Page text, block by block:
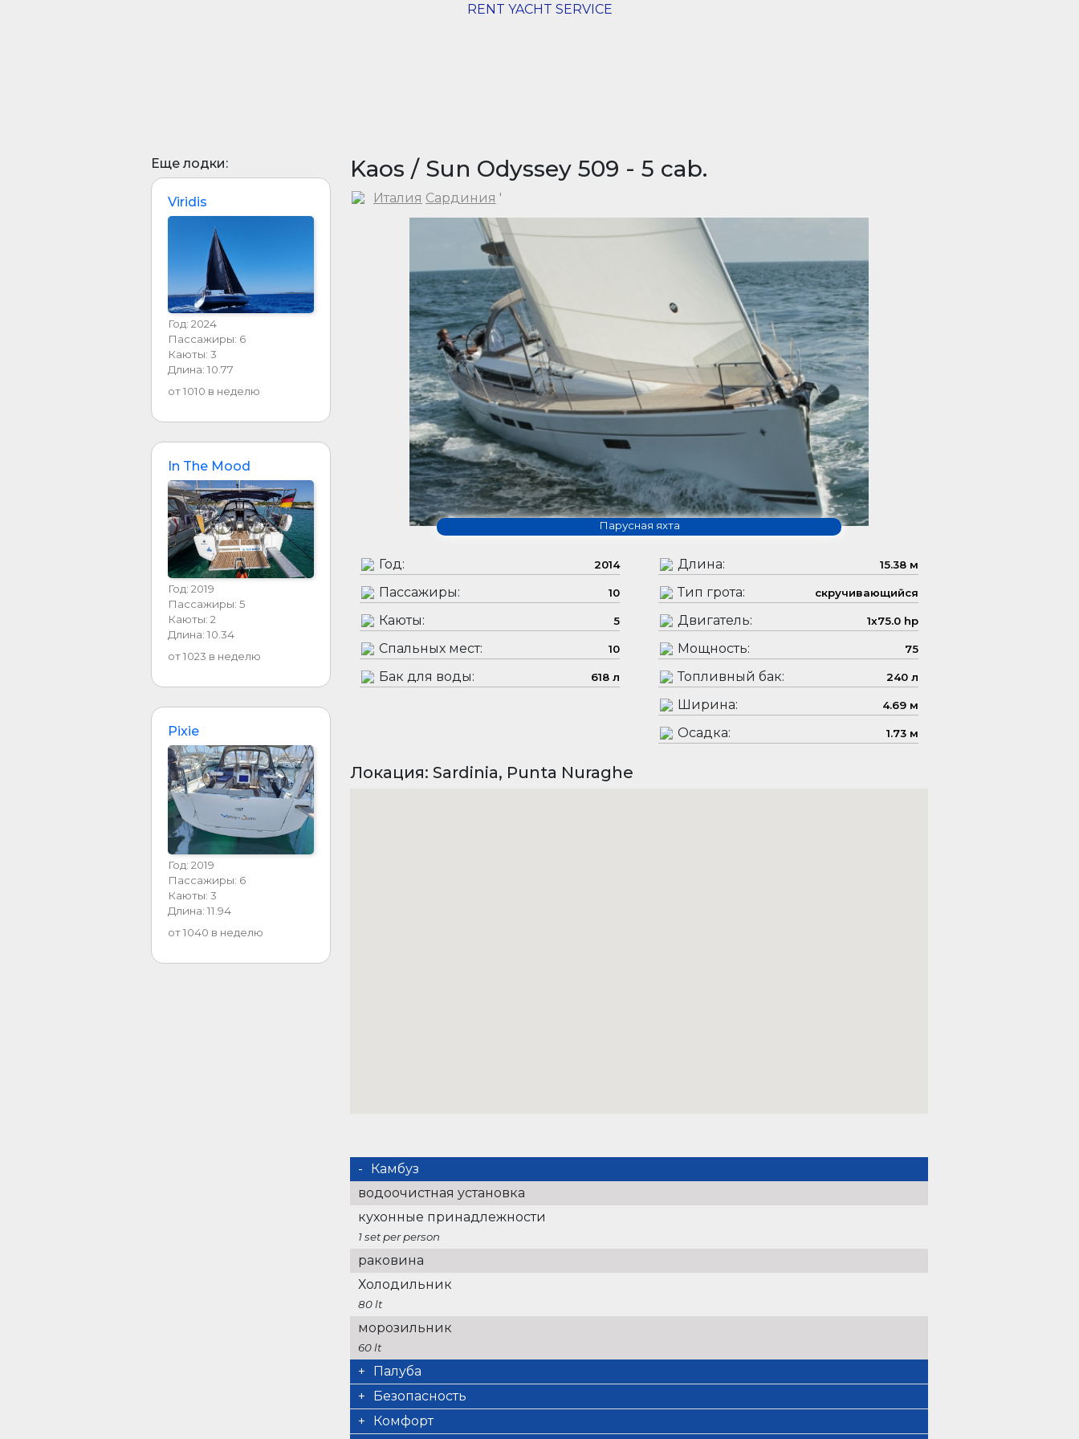
RENT YACHT SERVICE
Еще лодки:
Viridis
Год: 2024
Пассажиры: 6
Каюты: 3
Длина: 10.77
от 1010 в неделю
In The Mood
Год: 2019
Пассажиры: 5
Каюты: 2
Длина: 10.34
от 1023 в неделю
Pixie
Год: 2019
Пассажиры: 6
Каюты: 3
Длина: 11.94
от 1040 в неделю
Kaos / Sun Odyssey 509 - 5 cab.
Италия Сардиния '
Парусная яхта
Год: 2014
Пассажиры: 10
Каюты: 5
Спальных мест: 10
Бак для воды: 618 л
Длина: 15.38 м
Тип грота: скручивающийся
Двигатель: 1x75.0 hp
Мощность: 75
Топливный бак: 240 л
Ширина: 4.69 м
Осадка: 1.73 м
Локация: Sardinia, Punta Nuraghe
Камбуз
водоочистная установка
кухонные принадлежности
1 set per person
раковина
Холодильник
80 lt
морозильник
60 lt
Палуба
кокпит отделанный тиком
якорь с цепью
Безопасность
/
Комфорт